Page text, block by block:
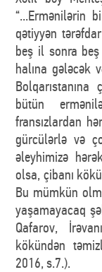
“...Ermənilərin
qətiyyən
beş il sonra
halına gələcək
bütün
fransızlardan
gürcülərlə və
əleyhimizə
olsa, çibanı
Bu mümkün
yaşamayacaq
Qafarov,
kökündən
2016, s.7.).